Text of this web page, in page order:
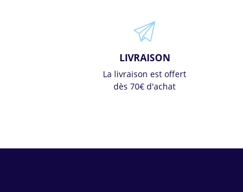
LIVRAISON
La livraison est offert
dès 70€ d'achat